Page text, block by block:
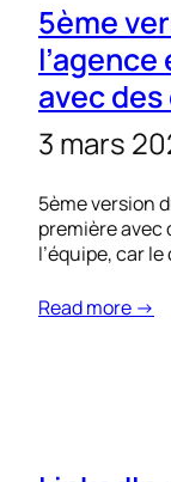
5ème
avec
3 mars
5ème version
première avec
l’équipe, car
Read more →